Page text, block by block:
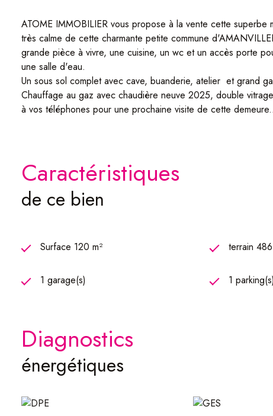
ATOME IMMOBILIER vous propose à la vente cette
très calme de cette charmante petite commune
grande pièce à vivre, une cuisine, un wc et un accès porte
une salle d'eau.
Un sous sol complet avec cave, buanderie, atelier et grand
Chauffage au gaz avec chaudière neuve 2025, double
à vos téléphones pour une prochaine visite de cette
caractéristiques
de ce bien
Surface 120 m² terrain
1 garage(s) 1 parking(s)
diagnostics
énergétiques